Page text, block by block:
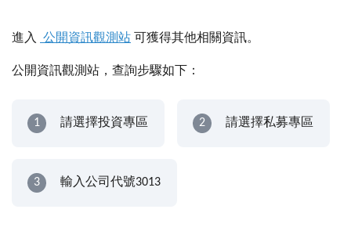
進入 公開資訊觀測站 可獲得其他相關資訊。
公開資訊觀測站，查詢步驟如下：
1 請選擇投資專區 2 請選擇私募專區
3 輸入公司代號3013